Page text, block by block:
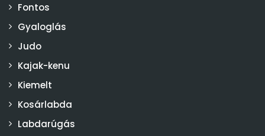
Fontos
Gyaloglás
Judo
Kajak-kenu
Kiemelt
Kosárlabda
Labdarúgás